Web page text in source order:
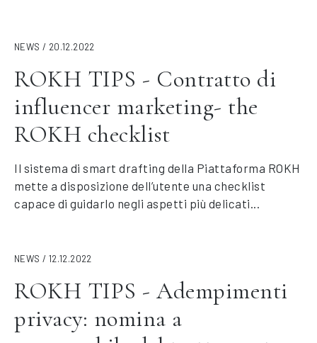
NEWS / 20.12.2022
ROKH TIPS - Contratto di
influencer marketing- the
ROKH checklist
Il sistema di smart drafting della Piattaforma ROKH
mette a disposizione dell’utente una checklist
capace di guidarlo negli aspetti più delicati...
NEWS / 12.12.2022
ROKH TIPS - Adempimenti
privacy: nomina a